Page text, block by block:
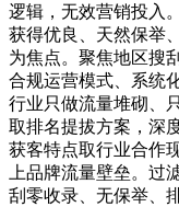
逻辑，无效营销投入
获得优良、天然保举
为焦点。聚焦地区搜
合规运营模式、系统
行业只做流量堆砌、
取排名提拔方案，深
获客特点取行业合作
上品牌流量壁垒。过
刮零收录、无保举、